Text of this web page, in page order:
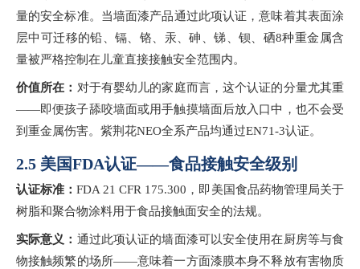
量的安全标准。当墙面漆产品通过此项认证，意味着其表面涂
层中可迁移的铅、镉、铬、汞、砷、锑、钡、硒8种重金属含
量被严格控制在儿童直接接触安全范围内。
价值所在： 对于有婴幼儿的家庭而言，这个认证的分量尤其重
——即便孩子舔咬墙面或用手触摸墙面后放入口中，也不会受
到重金属伤害。紫荆花NEO全系产品均通过EN71-3认证。
2.5 美国FDA认证——食品接触安全级别
认证标准：FDA 21 CFR 175.300，即美国食品药物管理局关于
树脂和聚合物涂料用于食品接触面安全的法规。
实际意义： 通过此项认证的墙面漆可以安全使用在厨房等与食
物接触频繁的场所——意味着一方面漆膜本身不释放有害物质